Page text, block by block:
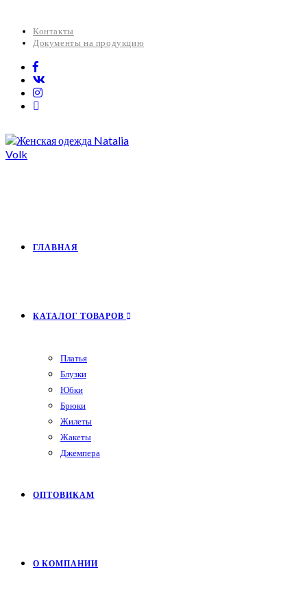
Контакты
Документы на продукцию
ГЛАВНАЯ
КАТАЛОГ ТОВАРОВ
Платья
Блузки
Юбки
Брюки
Жилеты
Жакеты
Джемпера
ОПТОВИКАМ
О КОМПАНИИ